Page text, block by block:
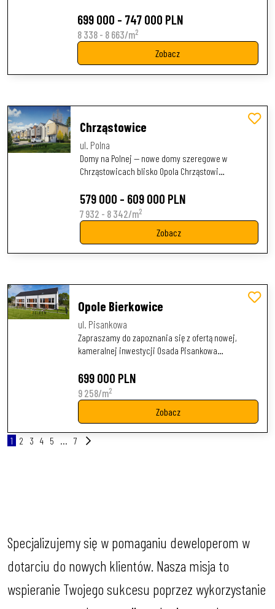
699 000 - 747 000 PLN
8 338 - 8 663/m2
Zobacz
Chrząstowice
ul. Polna
Domy na Polnej — nowe domy szeregowe w
Chrząstowicach blisko Opola Chrząstowi…
579 000 - 609 000 PLN
7 932 - 8 342/m2
Zobacz
Opole Bierkowice
ul. Pisankowa
Zapraszamy do zapoznania się z ofertą nowej,
kameralnej inwestycji Osada Pisankowa…
699 000 PLN
9 258/m2
Zobacz
1 2 3 4 5 ... 7
Specjalizujemy się w pomaganiu deweloperom w
dotarciu do nowych klientów. Nasza misja to
wspieranie Twojego sukcesu poprzez wykorzystanie